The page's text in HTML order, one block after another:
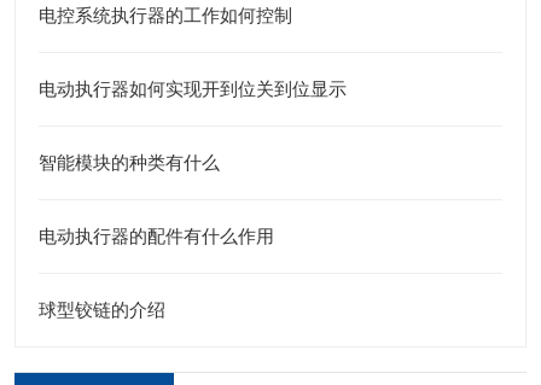
电控系统执行器的工作如何控制
电动执行器如何实现开到位关到位显示
智能模块的种类有什么
电动执行器的配件有什么作用
球型铰链的介绍